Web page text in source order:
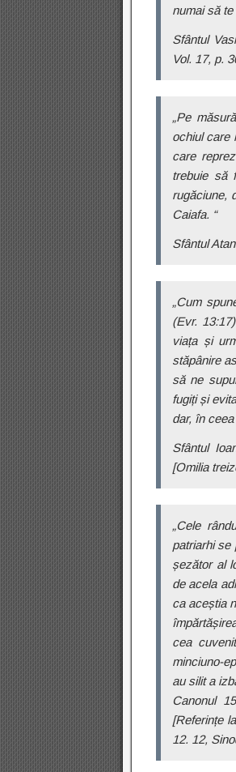
numai să
Sfântul
Vol. 17, p.
„Pe
ochiul care
care
trebuie să
rugăciune,
Caiafa. “
Sfântul
„Cum
(Evr.
viața și
stăpânire
să ne
fugiți și
dar, în
Sfântul
[Omilia
„Cele
patriarhi
șezător al
de acela
ca aceștia
cea
minciuno-
au silit a
Canonul
[Referințe
12. 12,